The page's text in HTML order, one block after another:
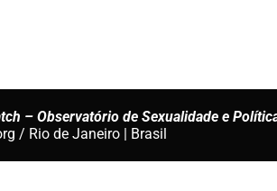
– Observatório de Sexualidade e
/ Rio de Janeiro | Brasil